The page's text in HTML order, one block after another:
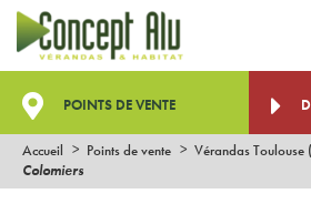
POINTS DE VENTE
Accueil Points de vente Vérandas Toulouse
Colomiers